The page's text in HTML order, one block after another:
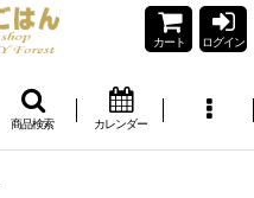
カート ログイン
商品検索 カレンダー